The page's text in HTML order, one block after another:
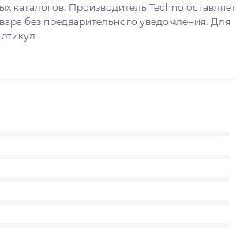
каталогов. Производитель Techno оставляет
без предварительного уведомления. Для
.